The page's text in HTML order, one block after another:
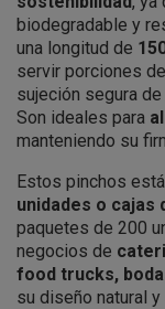
biodegradable y
una longitud de
servir porciones
sujeción segura
Son ideales para
manteniendo su
Estos pinchos
unidades o cajas
paquetes de 200
negocios de
food trucks,
su diseño natural